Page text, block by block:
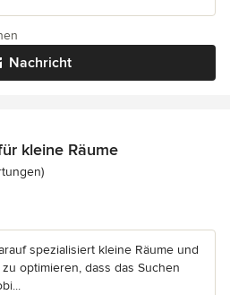
Nachricht
kleine Räume
5 von 5 Sternen
spezialisiert kleine Räume und
optimieren, dass das Suchen